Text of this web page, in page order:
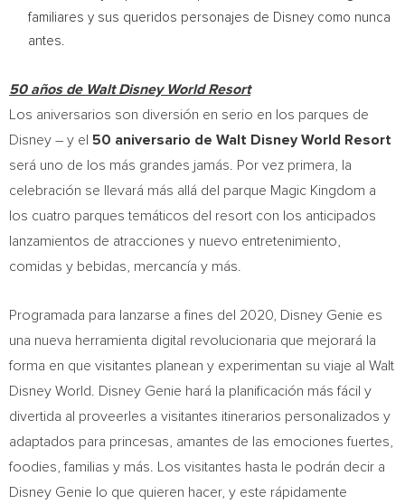
familiares y sus queridos personajes de Disney como nunca
antes.
50 años de Walt Disney World Resort
Los aniversarios son diversión en serio en los parques de
Disney – y el 50 aniversario de Walt Disney World
Resort
será uno de los más grandes jamás. Por vez primera, la
celebración se llevará más allá del parque Magic Kingdom a
los cuatro parques temáticos del resort con los anticipados
lanzamientos de atracciones y nuevo entretenimiento,
comidas y bebidas, mercancía y más.
Programada para lanzarse a fines del 2020, Disney Genie es
una nueva herramienta digital revolucionaria que mejorará la
forma en que visitantes planean y experimentan su viaje al Walt
Disney World
. Disney Genie hará la planificación más fácil y
divertida al proveerles a visitantes itinerarios personalizados y
adaptados para princesas, amantes de las emociones fuertes,
foodies, familias y más. Los visitantes hasta le podrán decir a
Disney Genie lo que quieren hacer, y este rápidamente